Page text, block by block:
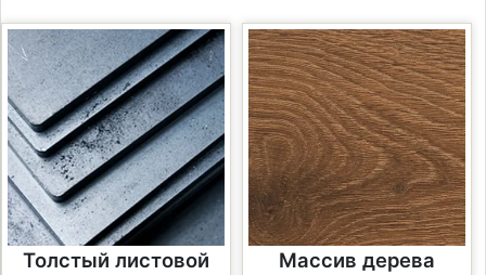
Толстый листовой
Массив дерева